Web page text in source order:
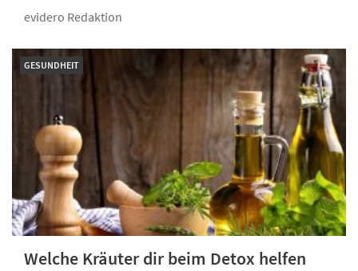
evidero Redaktion
GESUNDHEIT
Welche Kräuter dir beim Detox helfen